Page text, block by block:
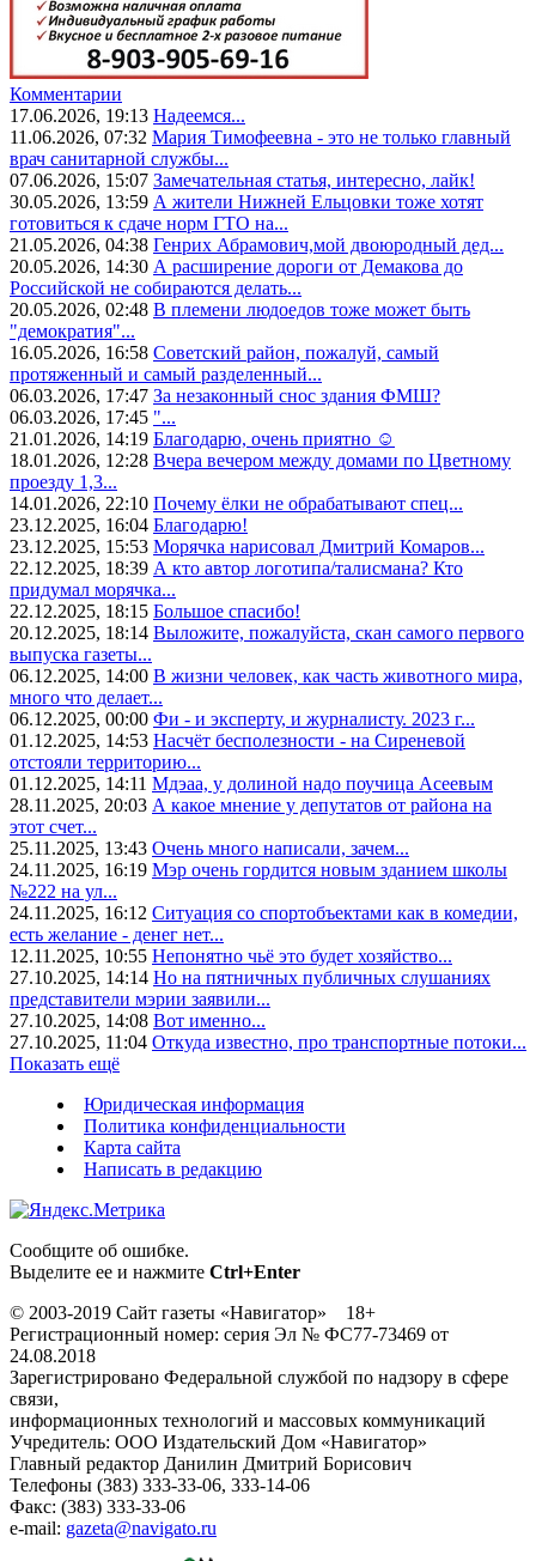
Комментарии
17.06.2026, 19:13 Надеемся...
11.06.2026, 07:32 Мария Тимофеевна - это не только главный
врач санитарной службы...
07.06.2026, 15:07 Замечательная статья, интересно, лайк!
30.05.2026, 13:59 А жители Нижней Ельцовки тоже хотят
готовиться к сдаче норм ГТО на...
21.05.2026, 04:38 Генрих Абрамович,мой двоюродный дед...
20.05.2026, 14:30 А расширение дороги от Демакова до
Российской не собираются делать...
20.05.2026, 02:48 В племени людоедов тоже может быть
"демократия"...
16.05.2026, 16:58 Советский район, пожалуй, самый
протяженный и самый разделенный...
06.03.2026, 17:47 За незаконный снос здания ФМШ?
06.03.2026, 17:45 "...
21.01.2026, 14:19 Благодарю, очень приятно ☺️
18.01.2026, 12:28 Вчера вечером между домами по Цветному
проезду 1,3...
14.01.2026, 22:10 Почему ёлки не обрабатывают спец...
23.12.2025, 16:04 Благодарю!
23.12.2025, 15:53 Морячка нарисовал Дмитрий Комаров...
22.12.2025, 18:39 А кто автор логотипа/талисмана? Кто
придумал морячка...
22.12.2025, 18:15 Большое спасибо!
20.12.2025, 18:14 Выложите, пожалуйста, скан самого первого
выпуска газеты...
06.12.2025, 14:00 В жизни человек, как часть животного мира,
много что делает...
06.12.2025, 00:00 Фи - и эксперту, и журналисту. 2023 г...
01.12.2025, 14:53 Насчёт бесполезности - на Сиреневой
отстояли территорию...
01.12.2025, 14:11 Мдэаа, у долиной надо поучица Асеевым
28.11.2025, 20:03 А какое мнение у депутатов от района на
этот счет...
25.11.2025, 13:43 Очень много написали, зачем...
24.11.2025, 16:19 Мэр очень гордится новым зданием школы
№222 на ул...
24.11.2025, 16:12 Ситуация со спортобъектами как в комедии,
есть желание - денег нет...
12.11.2025, 10:55 Непонятно чьё это будет хозяйство...
27.10.2025, 14:14 Но на пятничных публичных слушаниях
представители мэрии заявили...
27.10.2025, 14:08 Вот именно...
27.10.2025, 11:04 Откуда известно, про транспортные потоки...
Показать ещё
Юридическая информация
Политика конфиденциальности
Карта сайта
Написать в редакцию
Сообщите об ошибке.
Выделите ее и нажмите Ctrl+Enter
© 2003-2019 Сайт газеты «Навигатор» 18+
Регистрационный номер: серия Эл № ФС77-73469 от
24.08.2018
Зарегистрировано Федеральной службой по надзору в сфере
связи,
информационных технологий и массовых коммуникаций
Учредитель: ООО Издательский Дом «Навигатор»
Главный редактор Данилин Дмитрий Борисович
Телефоны (383) 333-33-06, 333-14-06
Факс: (383) 333-33-06
e-mail: gazeta@navigato.ru